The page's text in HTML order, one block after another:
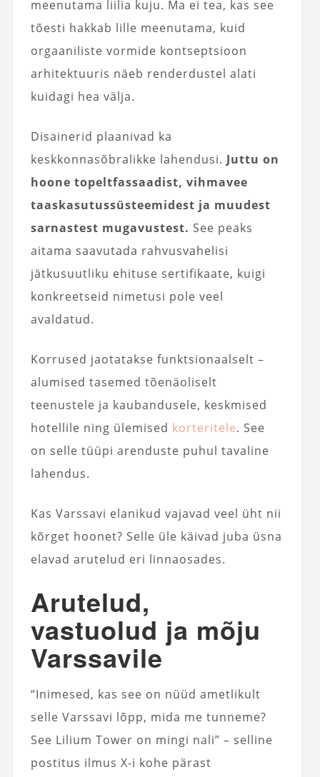
meenutama liilia kuju. Ma ei tea, kas see
tõesti hakkab lille meenutama, kuid
orgaaniliste vormide kontseptsioon
arhitektuuris näeb renderdustel alati
kuidagi hea välja.
Disainerid plaanivad ka
keskkonnasõbralikke lahendusi. Juttu on
hoone topeltfassaadist, vihmavee
taaskasutussüsteemidest ja muudest
sarnastest mugavustest. See peaks
aitama saavutada rahvusvahelisi
jätkusuutliku ehituse sertifikaate, kuigi
konkreetseid nimetusi pole veel
avaldatud.
Korrused jaotatakse funktsionaalselt –
alumised tasemed tõenäoliselt
teenustele ja kaubandusele, keskmised
hotellile ning ülemised korteritele. See
on selle tüüpi arenduste puhul tavaline
lahendus.
Kas Varssavi elanikud vajavad veel üht nii
kõrget hoonet? Selle üle käivad juba üsna
elavad arutelud eri linnaosades.
Arutelud,
vastuolud ja mõju
Varssavile
“Inimesed, kas see on nüüd ametlikult
selle Varssavi lõpp, mida me tunneme?
See Lilium Tower on mingi nali” – selline
postitus ilmus X-i kohe pärast